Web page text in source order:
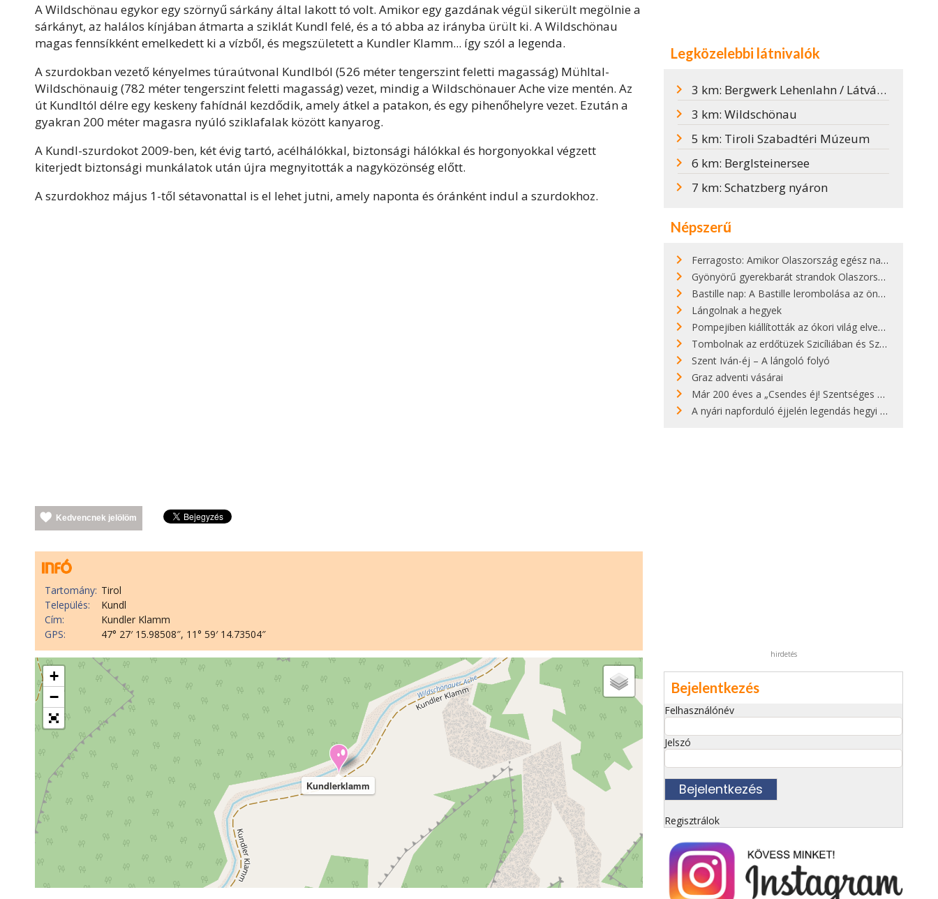
A Wildschönau egykor egy szörnyű sárkány által lakott tó volt. Amikor egy gazdának végül sikerült megölnie a
sárkányt, az halálos kínjában átmarta a sziklát Kundl felé, és a tó abba az irányba ürült ki. A Wildschönau
magas fennsíkként emelkedett ki a vízből, és megszületett a Kundler Klamm... így szól a legenda.
A szurdokban vezető kényelmes túraútvonal Kundlból (526 méter tengerszint feletti magasság) Mühltal-
Wildschönauig (782 méter tengerszint feletti magasság) vezet, mindig a Wildschönauer Ache vize mentén. Az
út Kundltól délre egy keskeny fahídnál kezdődik, amely átkel a patakon, és egy pihenőhelyre vezet. Ezután a
gyakran 200 méter magasra nyúló sziklafalak között kanyarog.
A Kundl-szurdokot 2009-ben, két évig tartó, acélhálókkal, biztonsági hálókkal és horgonyokkal végzett
kiterjedt biztonsági munkálatok után újra megnyitották a nagyközönség előtt.
A szurdokhoz május 1-től sétavonattal is el lehet jutni, amely naponta és óránként indul a szurdokhoz.
Kedvencnek jelölöm
Tartomány: Tirol
Település:
Kundl
Cím:
Kundler Klamm
GPS:
47° 27′ 15.98508″, 11° 59′ 14.73504″
Kundlerklamm
+
−
Legközelebbi látnivalók
3 km: Bergwerk Lehenlahn / Látványbánya
3 km: Wildschönau
5 km: Tiroli Szabadtéri Múzeum
6 km: Berglsteinersee
7 km: Schatzberg nyáron
Népszerű
Ferragosto: Amikor Olaszország egész nap nyaral
Gyönyörű gyerekbarát strandok Olaszországban - megmutatjuk a 15 legjobbat
Bastille nap: A Bastille lerombolása az önkényuralom végét jelentette
Lángolnak a hegyek
Pompejiben kiállították az ókori világ elveszett híres szobrának másolatát
Tombolnak az erdőtüzek Szicíliában és Szardínián
Szent Iván-éj – A lángoló folyó
Graz adventi vásárai
Már 200 éves a „Csendes éj! Szentséges éj!”
A nyári napforduló éjjelén legendás hegyi tüzek világítják meg Zugspitzét
hirdetés
Bejelentkezés
Felhasználónév
Jelszó
Regisztrálok